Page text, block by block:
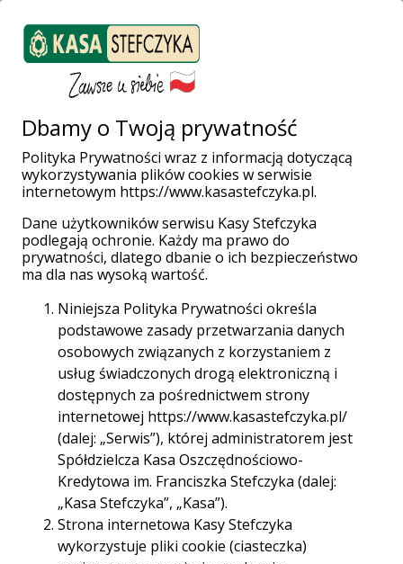
Weź pożyczkę
Załóż konto
W hołdzie
Żołnierzom
Wyklętym
Pomnik płk. Łukasza Cieplińskiego, prezesa IV
Zarządu Głównego Zrzeszenia Wolność i
Niezawisłość, oraz sześciu jego
współpracowników, straconych razem z nim 1
marca 1951 r., został odsłonięty 17 listopada br.
w centrum Rzeszowa.
11:35 19.11.2013 r.
Uroczystość poprzedziła msza św. w bazylice oo.
Bernardynów, której przewodniczył biskup rzeszowski
Dbamy o Twoją prywatność
Polityka Prywatności wraz z informacją dotyczącą
wykorzystywania plików cookies w serwisie
internetowym https://www.kasastefczyka.pl.
Dane użytkowników serwisu Kasy Stefczyka
podlegają ochronie. Każdy ma prawo do
prywatności, dlatego dbanie o ich bezpieczeństwo
ma dla nas wysoką wartość.
Niniejsza Polityka Prywatności określa
podstawowe zasady przetwarzania danych
osobowych związanych z korzystaniem z
usług świadczonych drogą elektroniczną i
dostępnych za pośrednictwem strony
internetowej https://www.kasastefczyka.pl/
(dalej: „Serwis”), której administratorem jest
Spółdzielcza Kasa Oszczędnościowo-
Kredytowa im. Franciszka Stefczyka (dalej:
„Kasa Stefczyka”, „Kasa”).
Strona internetowa Kasy Stefczyka
wykorzystuje pliki cookie (ciasteczka)